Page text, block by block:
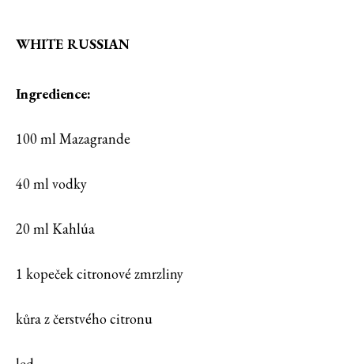
WHITE RUSSIAN
Ingredience:
100 ml Mazagrande
40 ml vodky
20 ml Kahlúa
1 kopeček citronové zmrzliny
kůra z čerstvého citronu